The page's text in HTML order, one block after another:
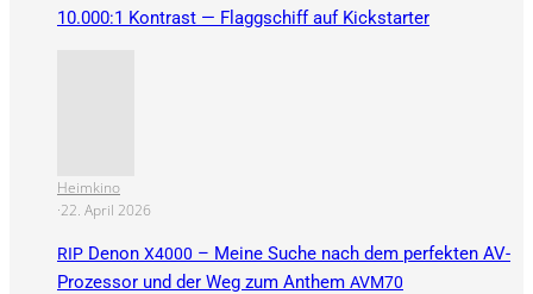
10.000:1 Kontrast — Flaggschiff auf Kickstarter
Heimkino
·22. April 2026
RIP Denon X4000 – Meine Suche nach dem perfekten AV-
Prozessor und der Weg zum Anthem AVM70